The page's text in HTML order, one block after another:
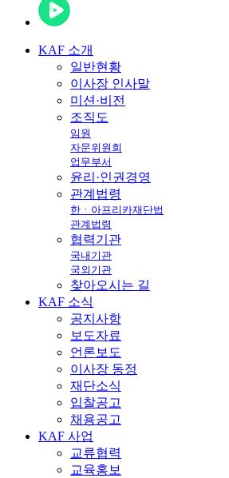
KAF 소개
일반현황
이사장 인사말
미션·비전
조직도
임원
자문위원회
업무부서
윤리·인권경영
관계법령
한ㆍ아프리카재단법
관계법령
협력기관
국내기관
국외기관
찾아오시는 길
KAF 소식
공지사항
보도자료
언론보도
이사장 동정
재단소식
입찰공고
채용공고
KAF 사업
교류협력
교육홍보